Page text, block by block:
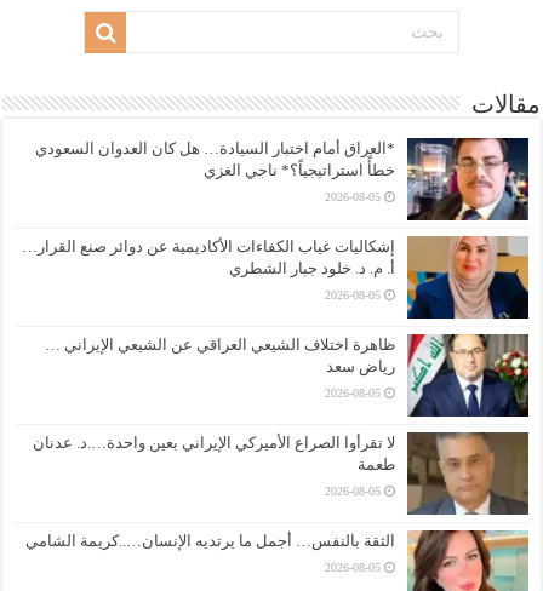
مقالات
*العراق أمام اختبار السيادة… هل كان العدوان السعودي
خطأً استراتيجياً؟* ناجي الغزي
2026-08-05
إشكاليات غياب الكفاءات الأكاديمية عن دوائر صنع القرار…
أ. م. د. خلود جبار الشطري
2026-08-05
ظاهرة اختلاف الشيعي العراقي عن الشيعي الإيراني …
رياض سعد
2026-08-05
لا تقرأوا الصراع الأميركي الإيراني بعين واحدة….د. عدنان
طعمة
2026-08-05
الثقة بالنفس… أجمل ما يرتديه الإنسان…..كريمة الشامي
2026-08-05